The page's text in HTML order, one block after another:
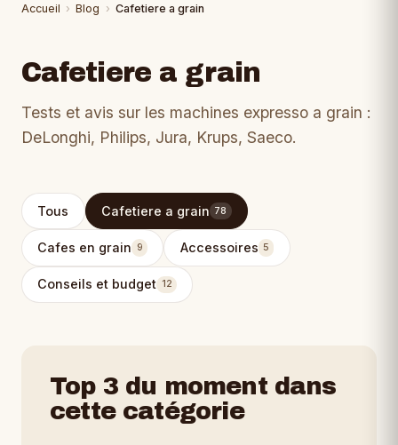
Accueil › Blog › Cafetiere a grain
Cafetiere a grain
Tests et avis sur les machines expresso a grain :
DeLonghi, Philips, Jura, Krups, Saeco.
Tous Cafetiere a grain 78
Cafes en grain 9 Accessoires 5
Conseils et budget 12
Top 3 du moment dans
cette catégorie